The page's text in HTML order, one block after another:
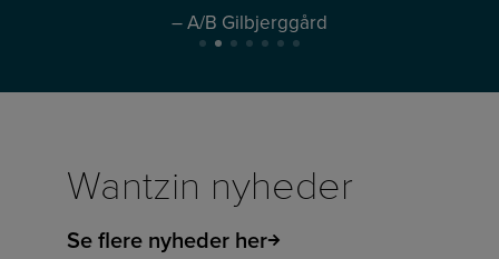
– A/B Gilbjerggård
Wantzin nyheder
Se flere nyheder her